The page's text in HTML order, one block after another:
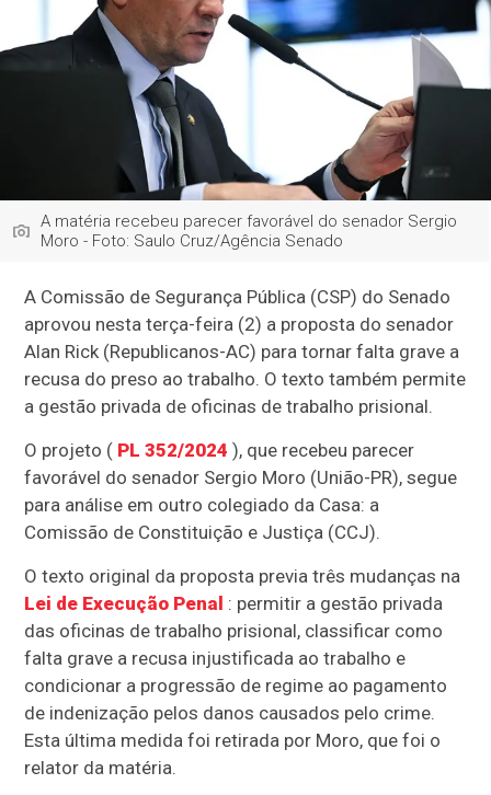
A matéria recebeu parecer favorável do senador Sergio
Moro - Foto: Saulo Cruz/Agência Senado
A Comissão de Segurança Pública (CSP) do Senado
aprovou nesta terça-feira (2) a proposta do senador
Alan Rick (Republicanos-AC) para tornar falta grave a
recusa do preso ao trabalho. O texto também permite
a gestão privada de oficinas de trabalho prisional.
O projeto ( PL 352/2024 ), que recebeu parecer
favorável do senador Sergio Moro (União-PR), segue
para análise em outro colegiado da Casa: a
Comissão de Constituição e Justiça (CCJ).
O texto original da proposta previa três mudanças na
Lei de Execução Penal : permitir a gestão privada
das oficinas de trabalho prisional, classificar como
falta grave a recusa injustificada ao trabalho e
condicionar a progressão de regime ao pagamento
de indenização pelos danos causados pelo crime.
Esta última medida foi retirada por Moro, que foi o
relator da matéria.